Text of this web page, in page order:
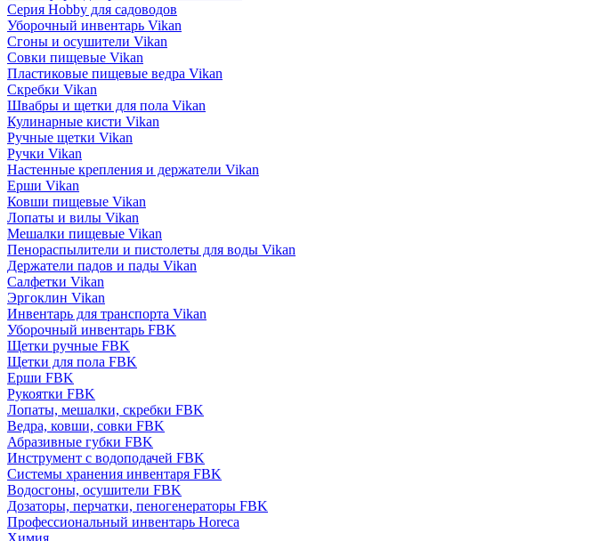
Серия Hobby для садоводов
Уборочный инвентарь Vikan
Сгоны и осушители Vikan
Совки пищевые Vikan
Пластиковые пищевые ведра Vikan
Скребки Vikan
Швабры и щетки для пола Vikan
Кулинарные кисти Vikan
Ручные щетки Vikan
Ручки Vikan
Настенные крепления и держатели Vikan
Ерши Vikan
Ковши пищевые Vikan
Лопаты и вилы Vikan
Мешалки пищевые Vikan
Пенораспылители и пистолеты для воды Vikan
Держатели падов и пады Vikan
Салфетки Vikan
Эргоклин Vikan
Инвентарь для транспорта Vikan
Уборочный инвентарь FBK
Щетки ручные FBK
Щетки для пола FBK
Ерши FBK
Рукоятки FBK
Лопаты, мешалки, скребки FBK
Ведра, ковши, совки FBK
Абразивные губки FBK
Инструмент с водоподачей FBK
Системы хранения инвентаря FBK
Водосгоны, осушители FBK
Дозаторы, перчатки, пеногенераторы FBK
Профессиональный инвентарь Horeca
Химия